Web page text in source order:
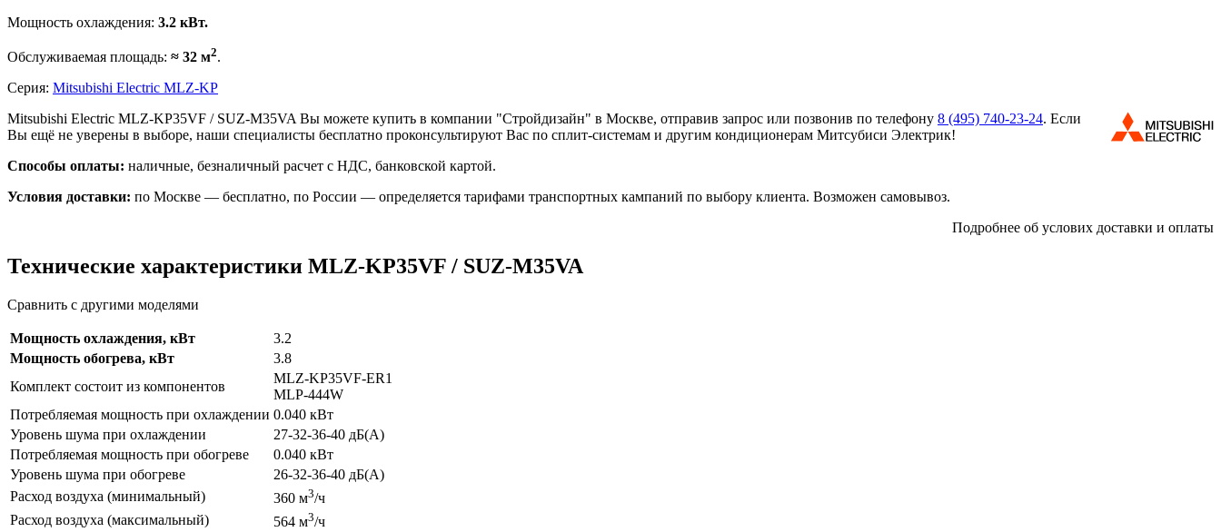
Мощность охлаждения: 3.2 кВт.
Обслуживаемая площадь: ≈ 32 м2.
Серия: Mitsubishi Electric MLZ-KP
Mitsubishi Electric MLZ-KP35VF / SUZ-M35VA Вы можете купить в компании "Стройдизайн" в Москве, отправив запрос или позвонив по телефону 8 (495) 740-23-24. Если
Вы ещё не уверены в выборе, наши специалисты бесплатно проконсультируют Вас по сплит-системам и другим кондиционерам Митсубиси Электрик!
Способы оплаты: наличные, безналичный расчет с НДС, банковской картой.
Условия доставки: по Москве — бесплатно, по России — определяется тарифами транспортных кампаний по выбору клиента. Возможен самовывоз.
Подробнее об услових доставки и оплаты
Технические характеристики MLZ-KP35VF / SUZ-M35VA
Сравнить с другими моделями
Мощность охлаждения, кВт
3.2
Мощность обогрева, кВт
3.8
Комплект состоит из компонентов
MLZ-KP35VF-ER1
MLP-444W
Потребляемая мощность при охлаждении 0.040 кВт
Уровень шума при охлаждении
27-32-36-40 дБ(А)
Потребляемая мощность при обогреве
0.040 кВт
Уровень шума при обогреве
26-32-36-40 дБ(А)
Расход воздуха (минимальный)
360 м3/ч
Расход воздуха (максимальный)
564 м3/ч